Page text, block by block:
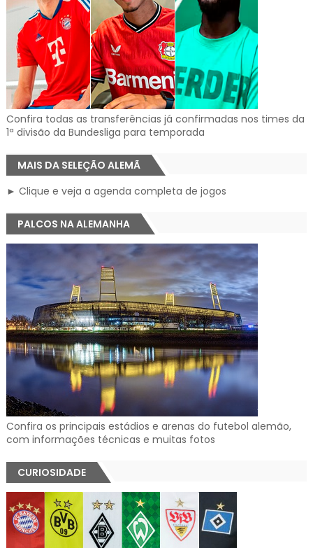
Confira todas as transferências já confirmadas nos times da
1ª divisão da Bundesliga para temporada
MAIS DA SELEÇÃO ALEMÃ
► Clique e veja a agenda completa de jogos
PALCOS NA ALEMANHA
Confira os principais estádios e arenas do futebol alemão,
com informações técnicas e muitas fotos
CURIOSIDADE